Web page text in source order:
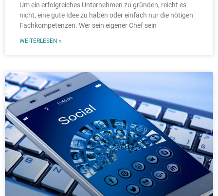
Um ein erfolgreiches Unternehmen zu gründen, reicht es
nicht, eine gute Idee zu haben oder einfach nur die nötigen
Fachkompetenzen. Wer sein eigener Chef sein
WEITERLESEN »